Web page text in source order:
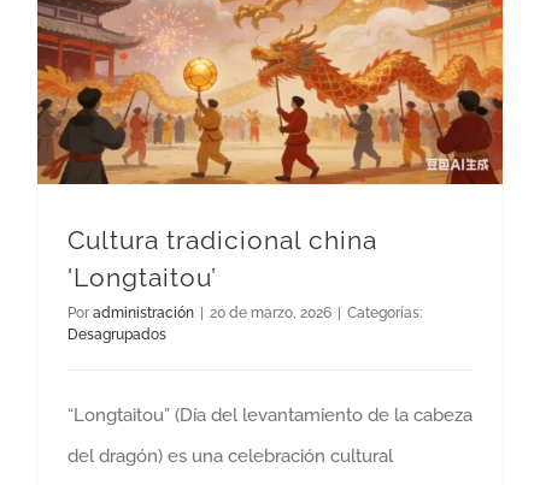
Cultura tradicional china
'Longtaitou’
Por administración 20 de marzo, 2026
Categorías:
Desagrupados
“Longtaitou” (Día del levantamiento de la cabeza
del dragón) es una celebración cultural